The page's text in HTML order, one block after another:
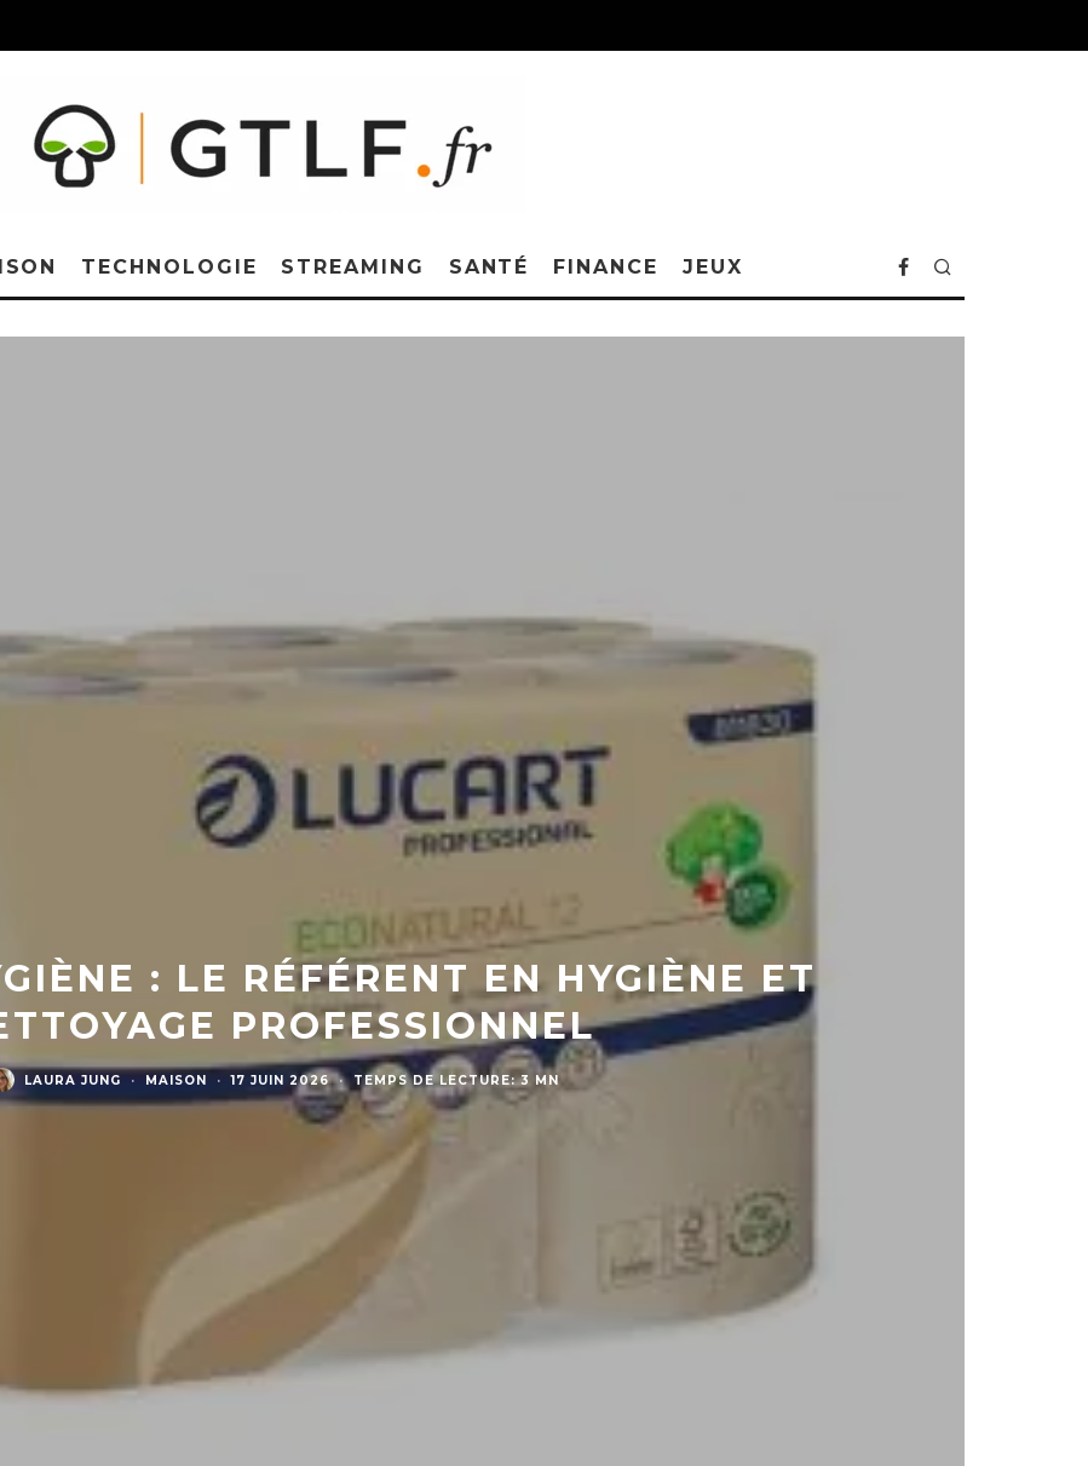
TECHNOLOGIE STREAMING SANTÉ FINANCE JEUX
: LE RÉFÉRENT EN HYGIÈNE ET
PROFESSIONNEL
LAURA JUNG · MAISON · 17 JUIN 2026 · TEMPS DE LECTURE: 3 MN